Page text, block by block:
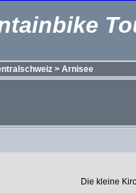
> Arnisee
Die kleine